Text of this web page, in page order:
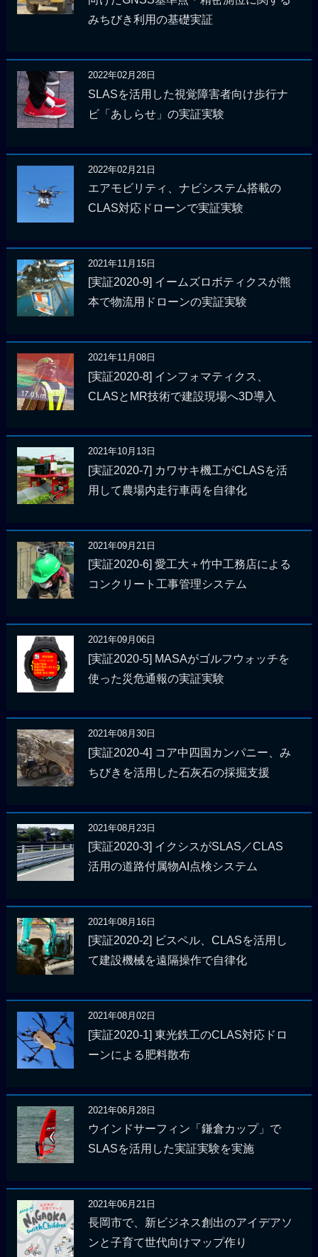
みちびき利用の基礎実証
2022年02月28日
SLASを活用した視覚障害者向け歩行ナ
ビ「あしらせ」の実証実験
2022年02月21日
エアモビリティ、ナビシステム搭載の
CLAS対応ドローンで実証実験
2021年11月15日
[実証2020-9] イームズロボティクスが熊
本で物流用ドローンの実証実験
2021年11月08日
[実証2020-8] インフォマティクス、
CLASとMR技術で建設現場へ3D導入
2021年10月13日
[実証2020-7] カワサキ機工がCLASを活
用して農場内走行車両を自律化
2021年09月21日
[実証2020-6] 愛工大＋竹中工務店による
コンクリート工事管理システム
2021年09月06日
[実証2020-5] MASAがゴルフウォッチを
使った災危通報の実証実験
2021年08月30日
[実証2020-4] コア中四国カンパニー、み
ちびきを活用した石灰石の採掘支援
2021年08月23日
[実証2020-3] イクシスがSLAS／CLAS
活用の道路付属物AI点検システム
2021年08月16日
[実証2020-2] ビスペル、CLASを活用し
て建設機械を遠隔操作で自律化
2021年08月02日
[実証2020-1] 東光鉄工のCLAS対応ドロ
ーンによる肥料散布
2021年06月28日
ウインドサーフィン「鎌倉カップ」で
SLASを活用した実証実験を実施
2021年06月21日
長岡市で、新ビジネス創出のアイデアソ
ンと子育て世代向けマップ作り